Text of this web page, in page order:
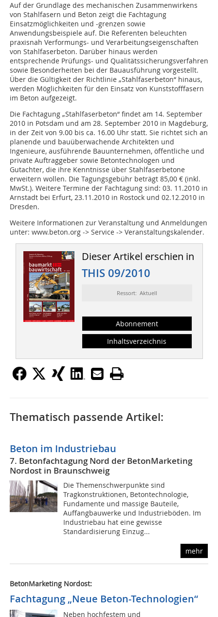
Auf der Grundlage des mechanischen Zusammenwirkens
von Stahlfasern und Beton zeigt die Fachtagung
Einsatzmöglichkeiten und -grenzen sowie
Anwendungsbeispiele auf. Die Referenten beleuchten
praxisnah Verformungs- und Verarbeitungseigenschaften
von Stahlfaserbeton. Darüber hinaus werden
entsprechende Prüfungs- und Qualitätssicherungsverfahren
sowie Besonderheiten bei der Bauausführung vorgestellt.
Über die Gültigkeit der Richtlinie „Stahlfaserbeton“ hinaus,
werden Möglichkeiten für den Einsatz von Kunststofffasern
im Beton aufgezeigt.
Die Fachtagung „Stahlfaserbeton“ findet am 14. September
2010 in Potsdam und am 28. September 2010 in Magdeburg,
in der Zeit von 9.00 bis ca. 16.00 Uhr statt. Sie richtet sich an
planende und bauüberwachende Architekten und
Ingenieure, ausführende Bauunternehmen, öffentliche und
private Auftraggeber sowie Betontechnologen und
Gutachter, die ihre Kenntnisse über Stahlfaserbetone
erweitern wollen. Die Tagungsgebühr beträgt 85,00 € (inkl.
MwSt.). Weitere Termine der Fachtagung sind: 03. 11.2010 in
Arnstadt bei Erfurt, 23.11.2010 in Rostock und 02.12.2010 in
Dresden.
Weitere Informationen zur Veranstaltung und Anmeldungen
unter: www.beton.org -> Service -> Veranstaltungskalender.
Dieser Artikel erschien in
THIS 09/2010
Ressort: Aktuell
Abonnement
Inhaltsverzeichnis
Thematisch passende Artikel:
Beton im Industriebau
7. Betonfachtagung Nord der BetonMarketing
Nordost in Braunschweig
Die Themenschwerpunkte sind
Tragkonstruktionen, Betontechnologie,
Fundamente und massige Bauteile,
Auffangbauwerke und Industrieböden. Im
Industriebau hat eine gewisse
Standardisierung Einzug...
mehr
BetonMarketing Nordost:
Fachtagung „Neue Beton-Technologien“
Neben hochfestem und